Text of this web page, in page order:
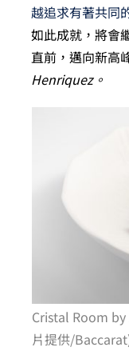
越追求有著共同
如此成就，將會
直前，邁向新高
Henriquez。
Cristal Room
片提供/